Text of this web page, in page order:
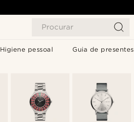
Procurar
Higiene pessoal Guia de presentes